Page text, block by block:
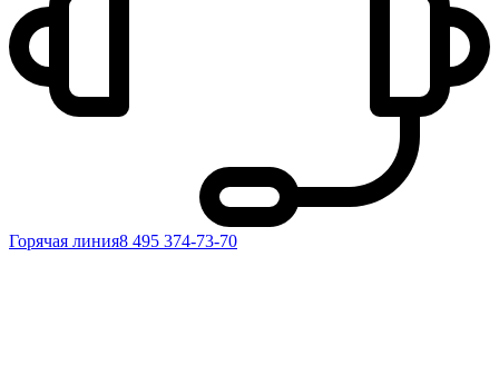
Горячая линия8 495 374-73-70